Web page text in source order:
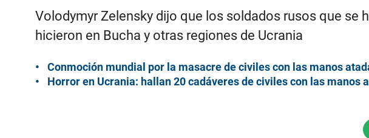
Volodymyr Zelensky dijo que los soldados rusos que
hicieron en Bucha y otras regiones de Ucrania
Conmoción mundial por la masacre de civiles con las manos
Horror en Ucrania: hallan 20 cadáveres de civiles con las manos